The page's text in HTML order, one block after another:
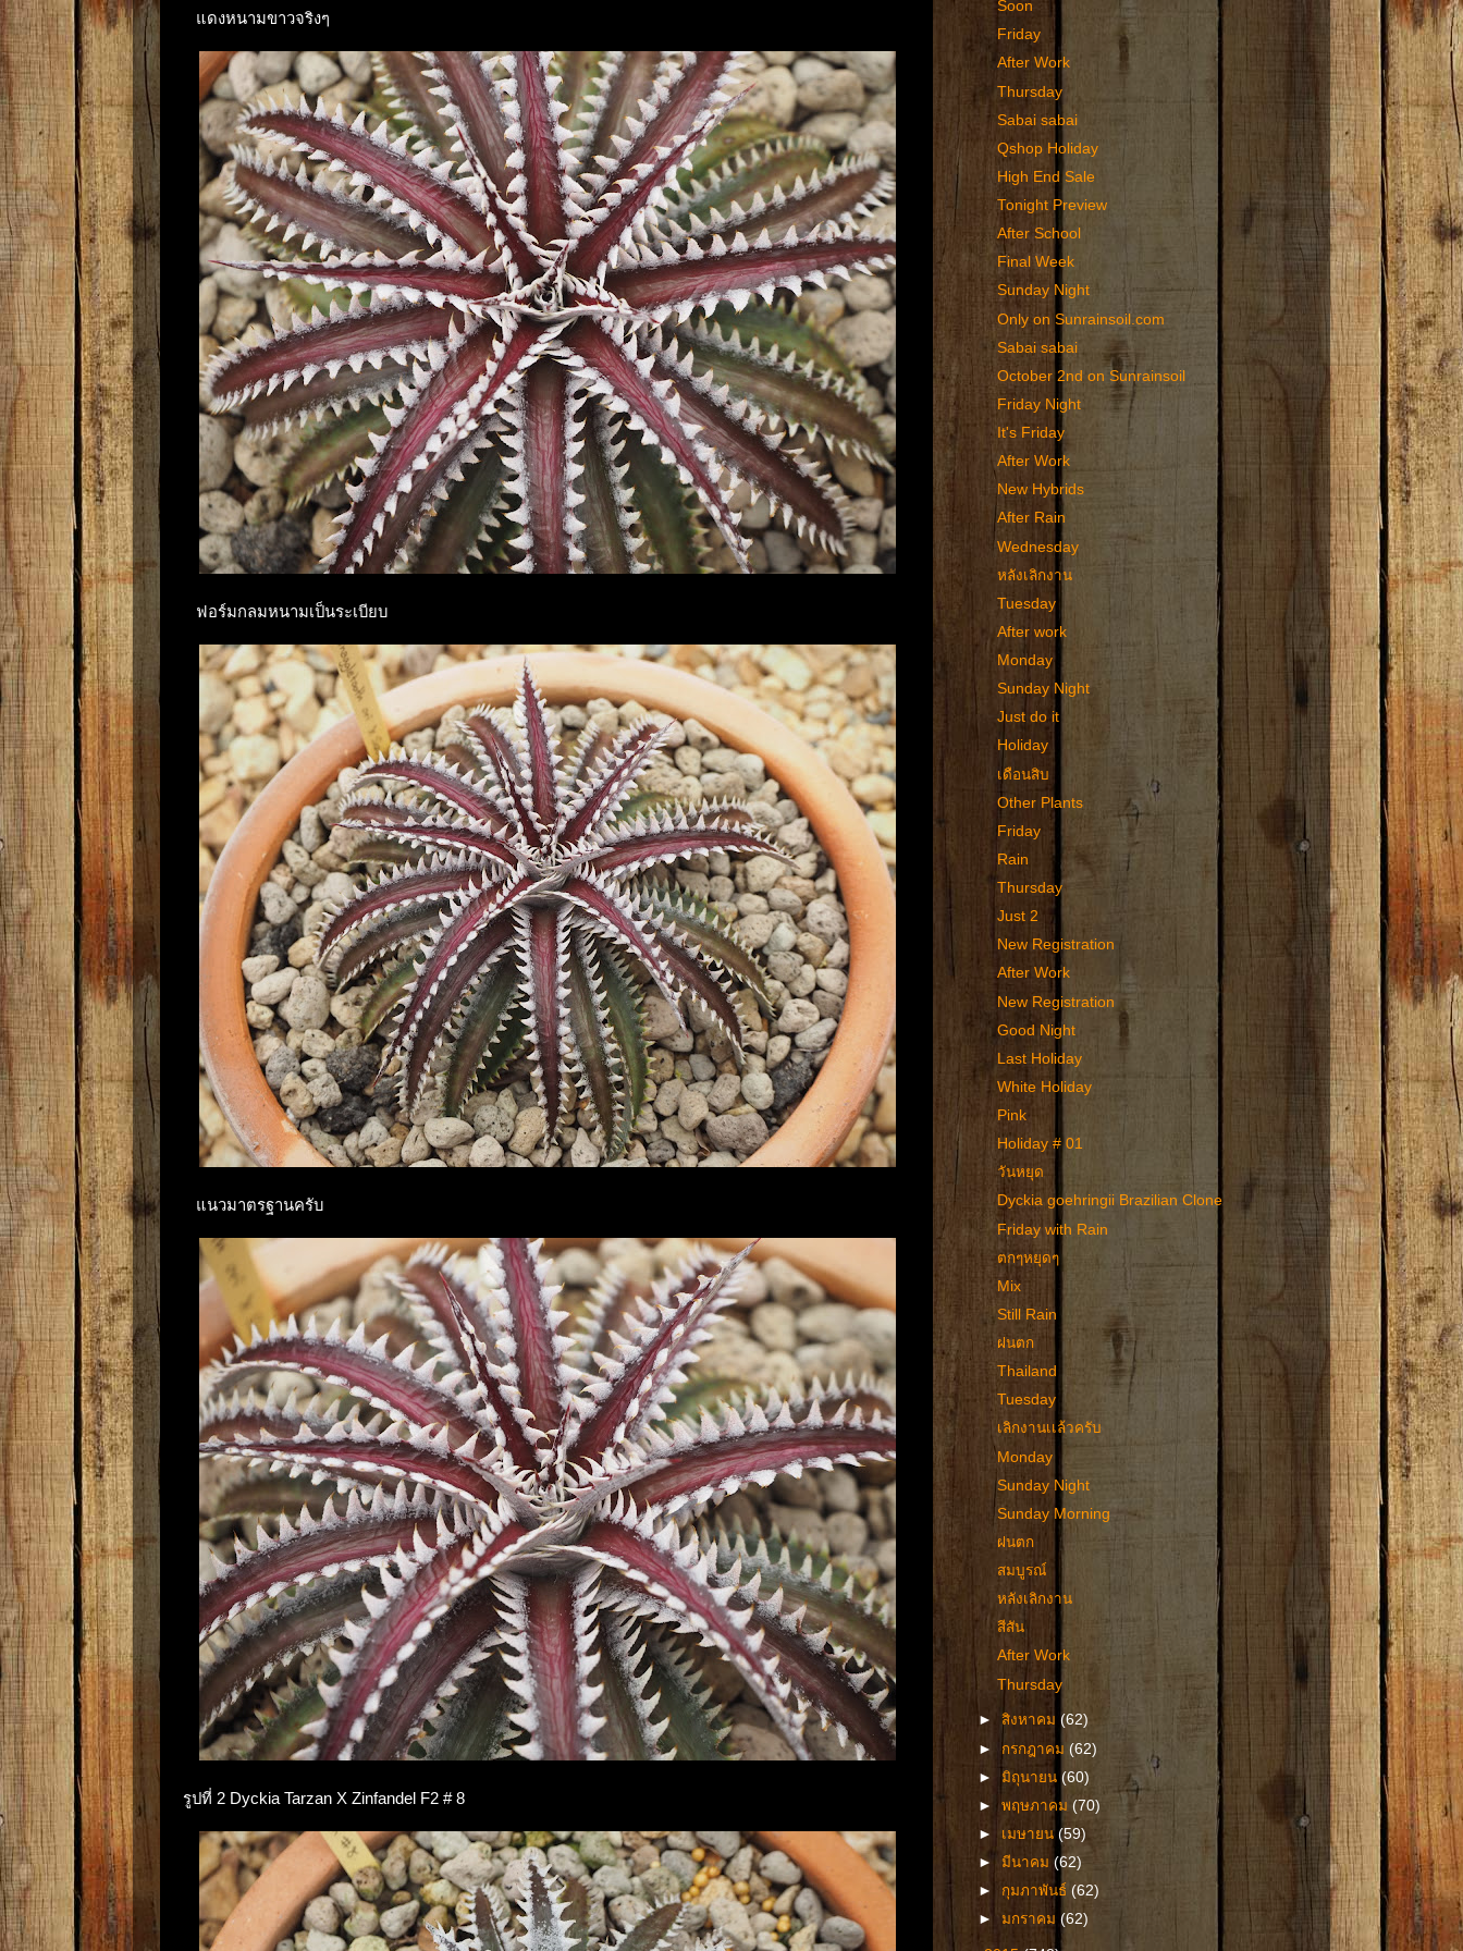
แดงหนามขาวจริงๆ
ฟอร์มกลมหนามเป็นระเบียบ
แนวมาตรฐานครับ
รูปที่ 2 Dyckia Tarzan X Zinfandel F2 # 8
Soon
Friday
After Work
Thursday
Sabai sabai
Qshop Holiday
High End Sale
Tonight Preview
After School
Final Week
Sunday Night
Only on Sunrainsoil.com
Sabai sabai
October 2nd on Sunrainsoil
Friday Night
It's Friday
After Work
New Hybrids
After Rain
Wednesday
หลังเลิกงาน
Tuesday
After work
Monday
Sunday Night
Just do it
Holiday
เดือนสิบ
Other Plants
Friday
Rain
Thursday
Just 2
New Registration
After Work
New Registration
Good Night
Last Holiday
White Holiday
Pink
Holiday # 01
วันหยุด
Dyckia goehringii Brazilian Clone
Friday with Rain
ตกๆหยุดๆ
Mix
Still Rain
ฝนตก
Thailand
Tuesday
เลิกงานเเล้วครับ
Monday
Sunday Night
Sunday Morning
ฝนตก
สมบูรณ์
หลังเลิกงาน
สีสัน
After Work
Thursday
►สิงหาคม(62)
► กรกฎาคม(62)
►มิถุนายน(60)
►พฤษภาคม(70)
► เมษายน(59)
►มีนาคม(62)
► กุมภาพันธ์(62)
►มกราคม(62)